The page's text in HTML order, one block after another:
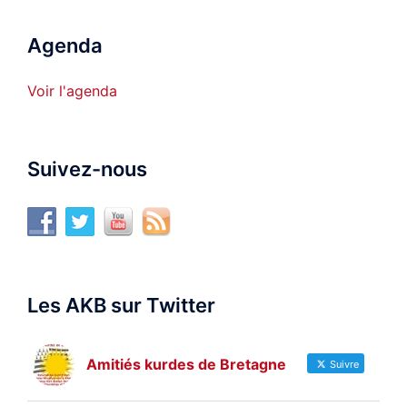
Agenda
Voir l'agenda
Suivez-nous
Les AKB sur Twitter
Amitiés kurdes de Bretagne Suivre